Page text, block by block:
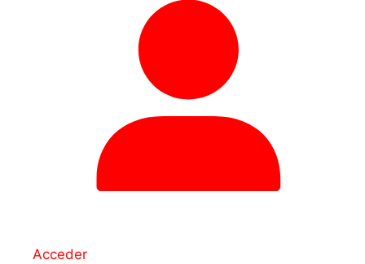
Acceder